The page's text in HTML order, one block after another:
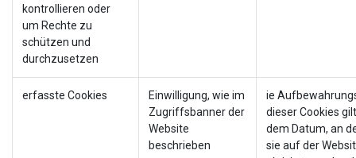
kontrollieren oder
um Rechte zu
schützen und
durchzusetzen
erfasste Cookies
Einwilligung, wie im
Zugriffsbanner der
Website
beschrieben
ie
dieser Cookies
dem Datum, an
sie auf der